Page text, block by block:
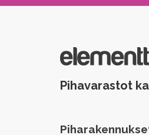
Pihavarastot